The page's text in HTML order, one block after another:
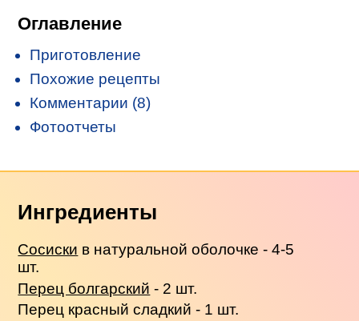
Оглавление
Приготовление
Похожие рецепты
Комментарии (8)
Фотоотчеты
Ингредиенты
Сосиски в натуральной оболочке - 4-5
шт.
Перец болгарский - 2 шт.
Перец красный сладкий - 1 шт.